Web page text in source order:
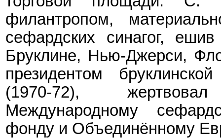
филантропом,
сефардских синагог,
Бруклине, Нью-Джерси,
президентом
(1970-72),
Международному
фонду и Объединённому